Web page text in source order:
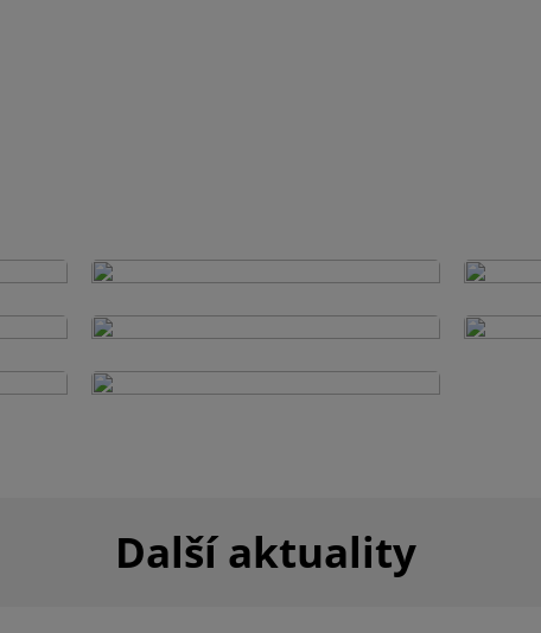
Další aktuality